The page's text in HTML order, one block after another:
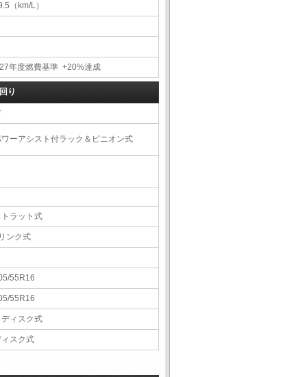
（km/L）
年度燃費基準 +20%達成
り
ーアシスト付ラック＆ピニオン式
ラット式
ンク式
55R16
55R16
ィスク式
スク式